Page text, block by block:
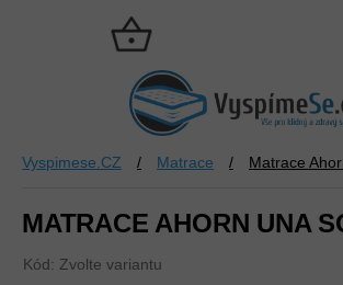
NÁKUPNÍ
KOŠÍK
Vyspimese.CZ / Matrace / Matrace
MATRACE AHORN UNA
Kód: Zvolte variantu